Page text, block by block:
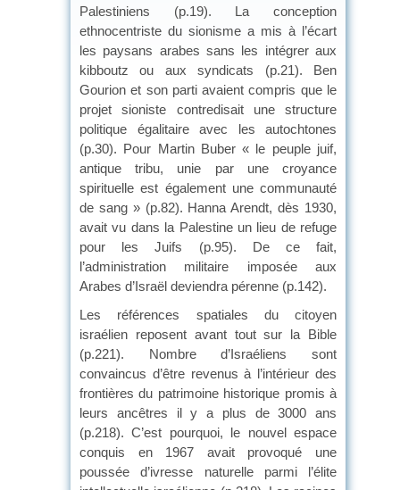
Palestiniens (p.19). La conception
ethnocentriste du sionisme a mis à l’écart
les paysans arabes sans les intégrer aux
kibboutz ou aux syndicats (p.21). Ben
Gourion et son parti avaient compris que le
projet sioniste contredisait une structure
politique égalitaire avec les autochtones
(p.30). Pour Martin Buber « le peuple juif,
antique tribu, unie par une croyance
spirituelle est également une communauté
de sang » (p.82). Hanna Arendt, dès 1930,
avait vu dans la Palestine un lieu de refuge
pour les Juifs (p.95). De ce fait,
l’administration militaire imposée aux
Arabes d’Israël deviendra pérenne (p.142).
Les références spatiales du citoyen
israélien reposent avant tout sur la Bible
(p.221). Nombre d’Israéliens sont
convaincus d’être revenus à l’intérieur des
frontières du patrimoine historique promis à
leurs ancêtres il y a plus de 3000 ans
(p.218). C’est pourquoi, le nouvel espace
conquis en 1967 avait provoqué une
poussée d’ivresse naturelle parmi l’élite